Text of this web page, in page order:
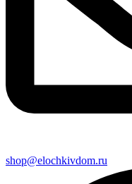
shop@elochkivdom.ru